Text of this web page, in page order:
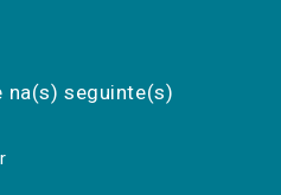
na(s) seguinte(s)